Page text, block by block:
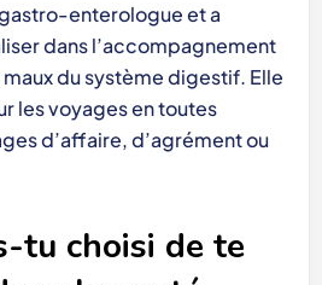
enterologue et a
dans l’accompagnement
du système digestif. Elle
les voyages en toutes
d’affaire, d’agrément ou
tu choisi de te